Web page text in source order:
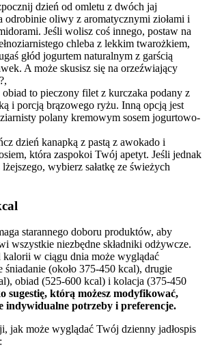
dzień od omletu z dwóch jaj
odrobinie oliwy z aromatycznymi ziołami i
Jeśli wolisz coś innego, postaw na
chleba z lekkim twarożkiem,
głód jogurtem naturalnym z garścią
A może skusisz się na orzeźwiający
obiad to pieczony filet z kurczaka podany z
i porcją brązowego ryżu. Inną opcją jest
polany kremowym sosem jogurtowo-
dzień kanapką z pastą z awokado i
która zaspokoi Twój apetyt. Jeśli jednak
wybierz sałatkę ze świeżych
starannego doboru produktów, aby
wszystkie niezbędne składniki odżywcze.
kalorii w ciągu dnia może wyglądać
śniadanie (około 375-450 kcal), drugie
obiad (525-600 kcal) i kolacja (375-450
sugestię, którą możesz modyfikować,
indywidualne potrzeby i preferencje.
jak może wyglądać Twój dzienny jadłospis
: